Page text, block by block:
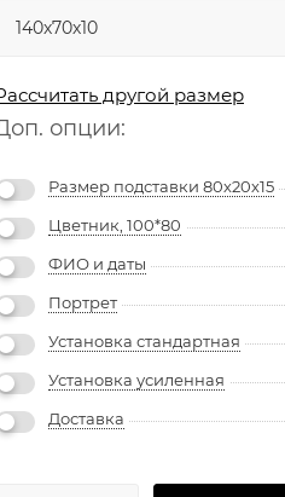
другой размер
опции:
Размер подставки 80х20х15
Цветник, 100*80
ФИО и даты
Портрет
Установка стандартная
Установка усиленная
Доставка